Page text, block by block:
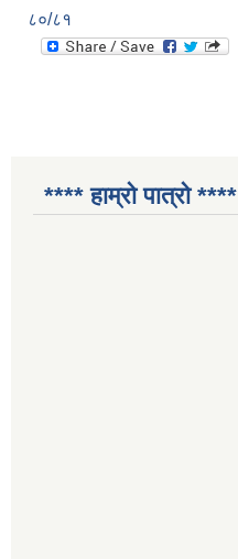
८०/८१
**** हाम्रो पात्रो ****